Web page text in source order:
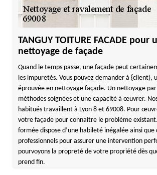
TANGUY TOITURE FACADE pour
nettoyage de façade
Quand le temps passe, une façade peut
les impuretés. Vous pouvez demander à {client),
éprouvée en nettoyage façade. Un nettoyage
méthodes soignées et une capacité à œuvrer.
habitués travaillent à Lyon 8 et 69008. Pour
votre façade pour connaitre le problème
formée dispose d’une habileté inégalée ainsi que
professionnels pour assurer une intervention
pourvoyons la propreté de votre propriété dès
prend fin.